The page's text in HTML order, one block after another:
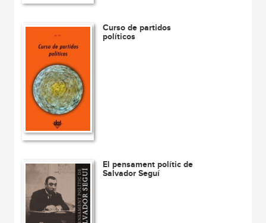
Curso de partidos
políticos
El pensament polític de
Salvador Seguí